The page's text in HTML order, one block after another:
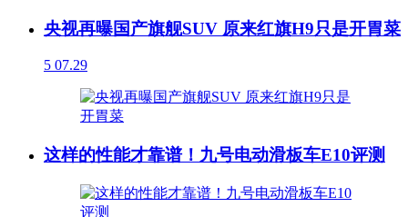
央视再曝国产旗舰SUV 原来红旗H9只是开胃菜
5 07.29
这样的性能才靠谱！九号电动滑板车E10评测